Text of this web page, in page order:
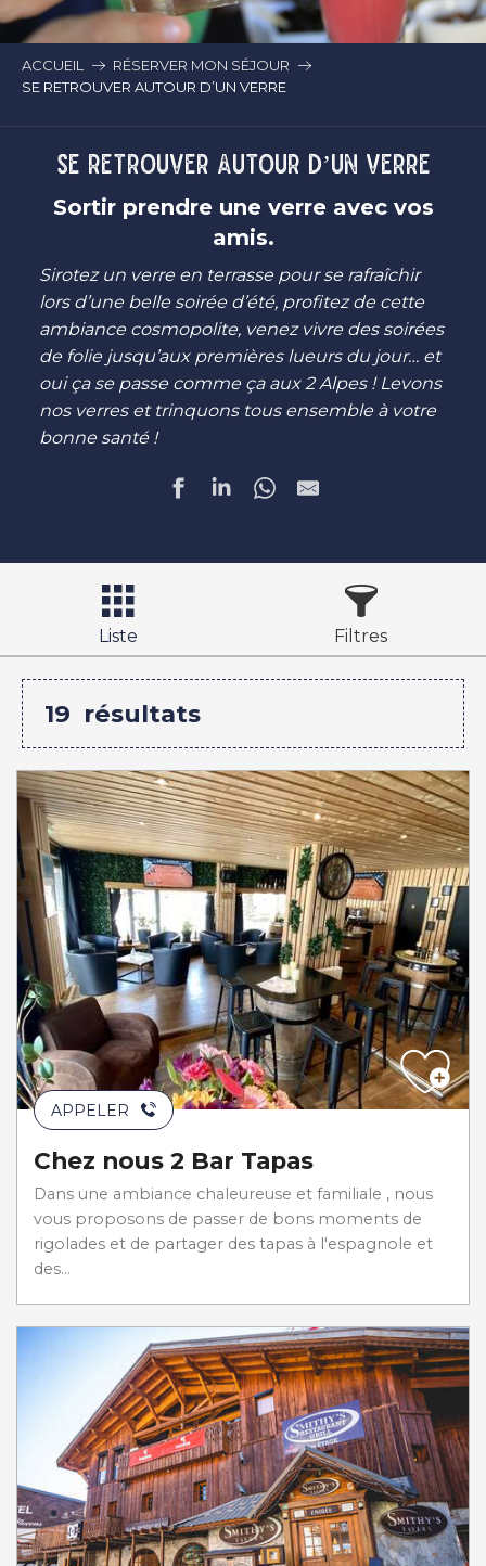
ACCUEIL
RÉSERVER MON SÉJOUR
SE RETROUVER AUTOUR D’UN VERRE
SE RETROUVER AUTOUR D’UN VERRE
Sortir prendre une verre avec vos
amis.
Sirotez un verre en terrasse pour se rafraîchir
lors d’une belle soirée d’été, profitez de cette
ambiance cosmopolite, venez vivre des soirées
de folie jusqu’aux premières lueurs du jour… et
oui ça se passe comme ça aux 2 Alpes ! Levons
nos verres et trinquons tous ensemble à votre
bonne santé !
Liste Filtres
19 résultats
APPELER
Chez nous 2 Bar Tapas
Dans une ambiance chaleureuse et familiale , nous
vous proposons de passer de bons moments de
rigolades et de partager des tapas à l'espagnole et
des...